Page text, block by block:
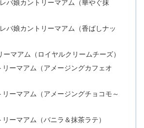
バ娘カントリーマアム（華やぐ抹
バ娘カントリーマアム（香ばしナッ
ーマアム（ロイヤルクリームチーズ）
リーマアム（アメージングカフェオ
リーマアム（アメージングチョコモ～
リーマアム（バニラ＆抹茶ラテ）